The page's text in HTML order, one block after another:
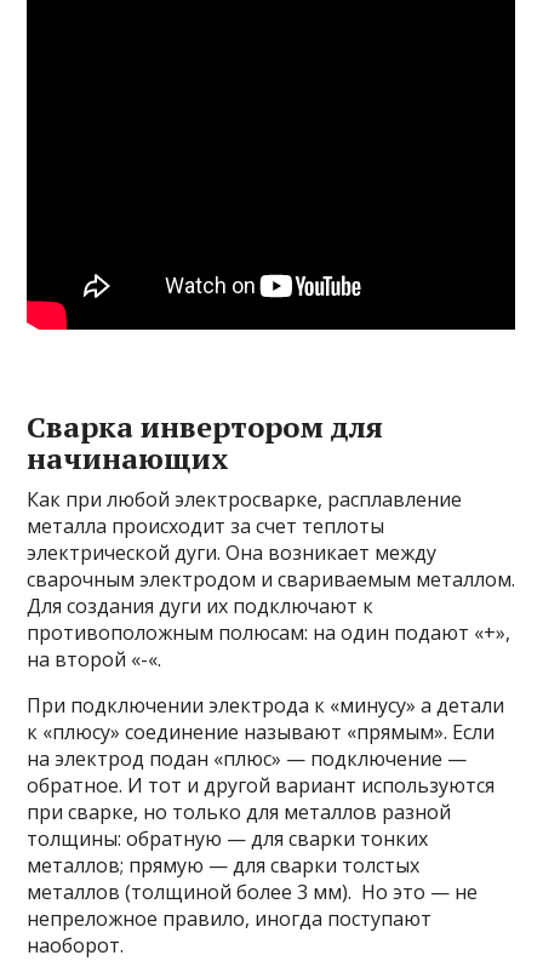
Сварка инвертором для
начинающих
Как при любой электросварке, расплавление
металла происходит за счет теплоты
электрической дуги. Она возникает между
сварочным электродом и свариваемым металлом.
Для создания дуги их подключают к
противоположным полюсам: на один подают «+»,
на второй «-«.
При подключении электрода к «минусу» а детали
к «плюсу» соединение называют «прямым». Если
на электрод подан «плюс» — подключение —
обратное. И тот и другой вариант используются
при сварке, но только для металлов разной
толщины: обратную — для сварки тонких
металлов; прямую — для сварки толстых
металлов (толщиной более 3 мм). Но это — не
непреложное правило, иногда поступают
наоборот.